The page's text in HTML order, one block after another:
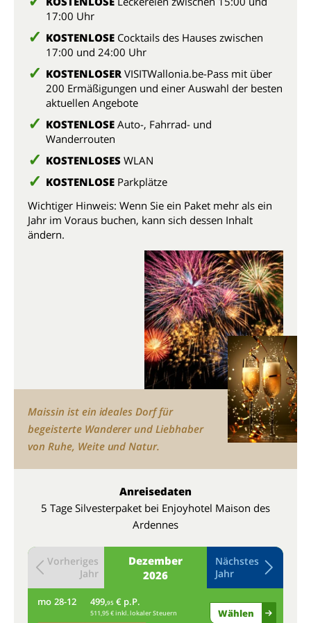
17:00 Uhr
KOSTENLOSE Cocktails des Hauses zwischen
17:00 und 24:00 Uhr
KOSTENLOSER VISITWallonia.be-Pass mit über
200 Ermäßigungen und einer Auswahl der besten
aktuellen Angebote
KOSTENLOSE Auto-, Fahrrad- und
Wanderrouten
KOSTENLOSES WLAN
KOSTENLOSE Parkplätze
Wichtiger Hinweis: Wenn Sie ein Paket mehr als ein
Jahr im Voraus buchen, kann sich dessen Inhalt
ändern.
Maissin ist ein ideales Dorf für
begeisterte Wanderer und Liebhaber
von Ruhe, Weite und Natur.
Anreisedaten
5 Tage Silvesterpaket bei Enjoyhotel Maison des
Ardennes
Dezember
2026
Vorheriges
Jahr
Nächstes
Jahr
mo 28-12 499,95 € p.P.
511,95 € inkl. lokaler Steuern Wählen